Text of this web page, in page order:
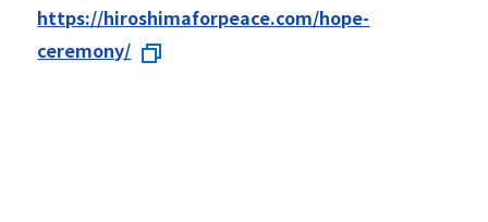
https://hiroshimaforpeace.com/hope-
ceremony/